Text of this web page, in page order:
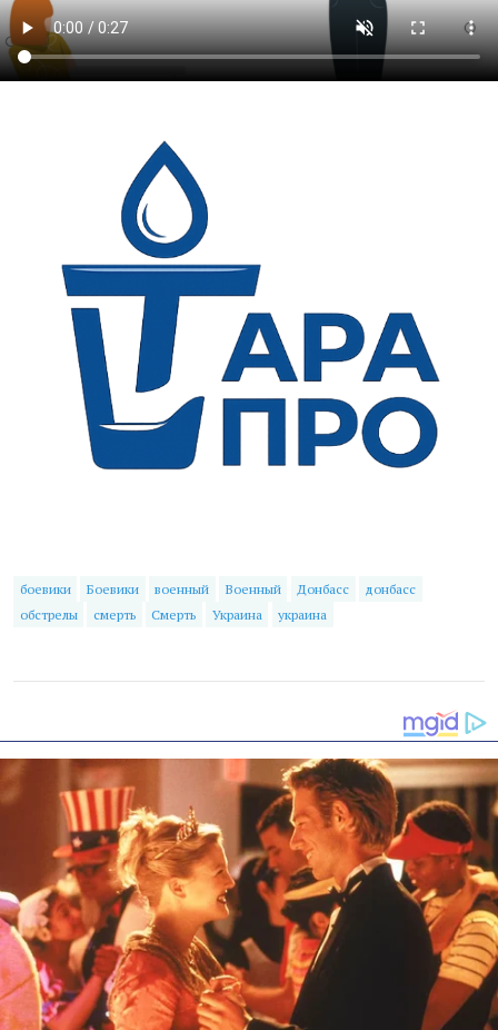
боевики Боевики военный Военный Донбасс
донбасс
обстрелы
смерть Смерть Украина украина